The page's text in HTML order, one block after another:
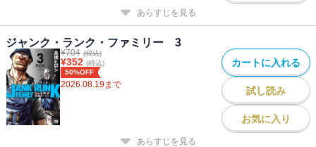
あらすじを見る
ジャンク・ランク・ファミリー 3
¥704 (税込)
¥352 (税込)
50%OFF
2026.08.19まで
カートに入れる
試し読み
お気に入り
あらすじを見る